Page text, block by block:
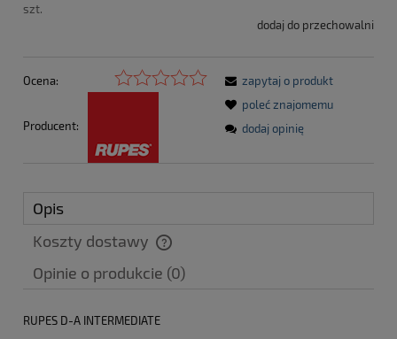
szt.
dodaj do przechowalni
Ocena:
Producent:
zapytaj o produkt
poleć znajomemu
dodaj opinię
Opis
Koszty dostawy
Cena nie zawiera ewentualnych kosztów płatności
Opinie o produkcie (0)
RUPES D-A INTERMEDIATE